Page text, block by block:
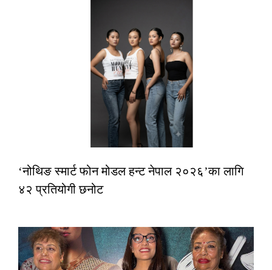
‘नोथिङ स्मार्ट फोन मोडल हन्ट नेपाल २०२६’का लागि
४२ प्रतियोगी छनोट